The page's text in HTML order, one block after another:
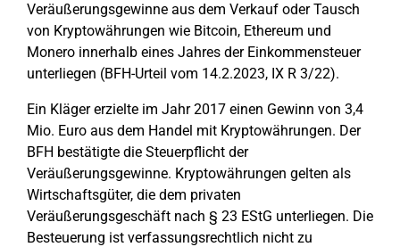
Veräußerungsgewinne aus dem Verkauf oder Tausch
von Kryptowährungen wie Bitcoin, Ethereum und
Monero innerhalb eines Jahres der Einkommensteuer
unterliegen (BFH-Urteil vom 14.2.2023, IX R 3/22).
Ein Kläger erzielte im Jahr 2017 einen Gewinn von 3,4
Mio. Euro aus dem Handel mit Kryptowährungen. Der
BFH bestätigte die Steuerpflicht der
Veräußerungsgewinne. Kryptowährungen gelten als
Wirtschaftsgüter, die dem privaten
Veräußerungsgeschäft nach § 23 EStG unterliegen. Die
Besteuerung ist verfassungsrechtlich nicht zu